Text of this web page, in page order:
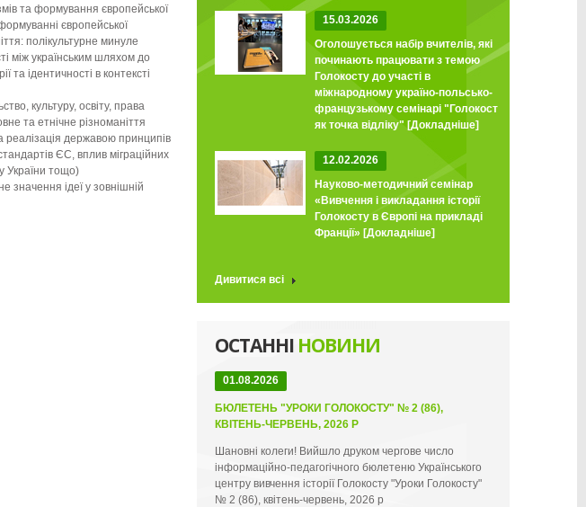
та формування європейської
європейської
полікультурне минуле
між українським шляхом до
та ідентичності в контексті
культуру, освіту, права
та етнічне різноманіття
реалізація державою принципів
ЄС, вплив міграційних
України тощо)
значення ідеї у зовнішній
15.03.2026
Оголошується набір вчителів, які
починають працювати з темою
Голокосту до участі в
міжнародному україно-польсько-
французькому семінарі "Голокост
як точка відліку" [Докладніше]
12.02.2026
Науково-методичний семінар
«Вивчення і викладання історії
Голокосту в Європі на прикладі
Франції» [Докладніше]
Дивитися всі
ОСТАННІ НОВИНИ
01.08.2026
БЮЛЕТЕНЬ "УРОКИ ГОЛОКОСТУ" № 2 (86),
КВІТЕНЬ-ЧЕРВЕНЬ, 2026 Р
Шановні колеги! Вийшло друком чергове число
інформаційно-педагогічного бюлетеню Українського
центру вивчення історії Голокосту "Уроки Голокосту"
№ 2 (86), квітень-червень, 2026 р